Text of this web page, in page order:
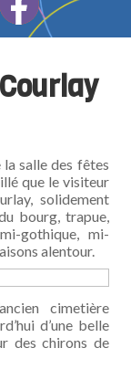
la salle des fêtes
que le visiteur
solidement
bourg, trapue,
gothique, mi-
alentour.
cimetière
d’une belle
des chirons de